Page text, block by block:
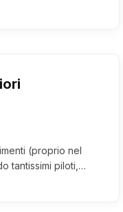
(proprio nel
tantissimi piloti,…